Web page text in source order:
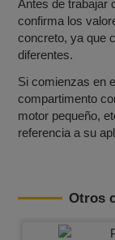
Antes de trabajar
confirma los
concreto, ya que
diferentes.​
Si comienzas en
compartimento
motor pequeño,
referencia a su
Otros